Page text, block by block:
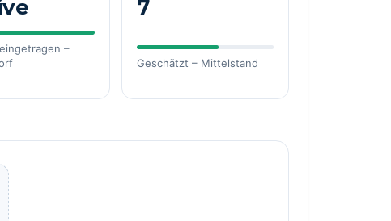
–
7
Geschätzt – Mittelstand